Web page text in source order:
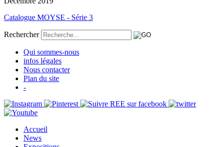
Catalogue MOYSE - Série 3
Rechercher
Qui sommes-nous
infos légales
Nous contacter
Plan du site
-
Accueil
News